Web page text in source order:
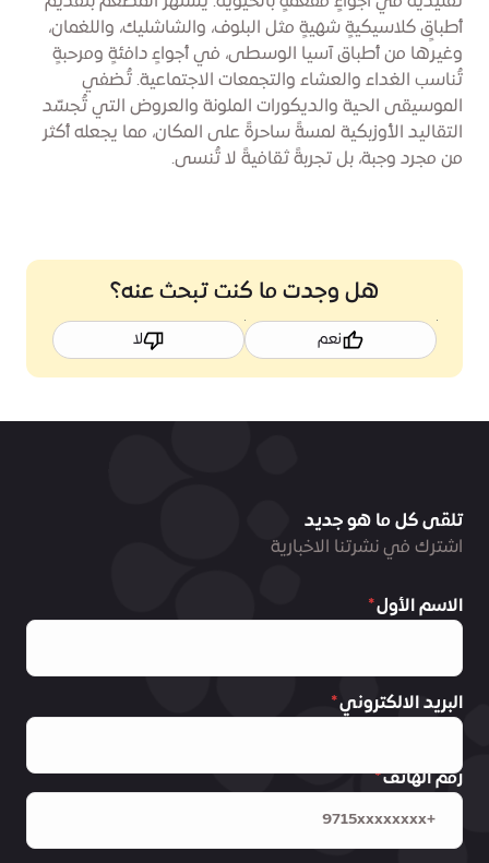
أطباقٍ كلاسيكيةٍ شهيةٍ مثل البلوف، والشاشليك، واللغمان،
وغيرها من أطباق آسيا الوسطى، في أجواءٍ دافئةٍ ومرحبةٍ
تُناسب الغداء والعشاء والتجمعات الاجتماعية. تُضفي
الموسيقى الحية والديكورات الملونة والعروض التي تُجسّد
التقاليد الأوزبكية لمسةً ساحرةً على المكان، مما يجعله أكثر
من مجرد وجبة، بل تجربةً ثقافيةً لا تُنسى.
هل وجدت ما كنت تبحث عنه؟
نعم لا
تلقى كل ما هو جديد
اشترك في نشرتنا الاخبارية
الاسم الأول
البريد الالكتروني
رقم الهاتف